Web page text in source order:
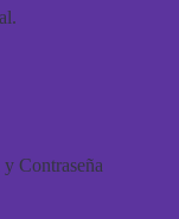
Contraseña